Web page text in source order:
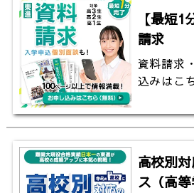
【最短
請求
資料請求
込みはこ
高校別
ス（高等